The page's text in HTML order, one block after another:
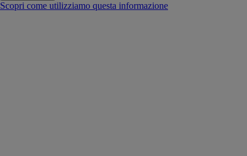
Scopri come utilizziamo questa informazione